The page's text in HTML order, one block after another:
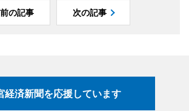
前の記事 次の記事
経済新聞を応援しています